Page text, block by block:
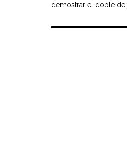
demostrar el doble de